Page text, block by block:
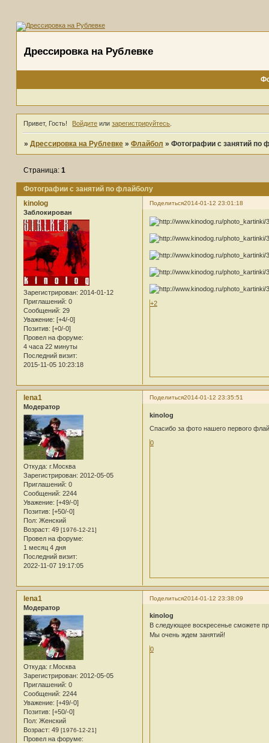
Дрессировка на Рублевке
Привет, Гость! Войдите илизарегистрируйтесь
» Дрессировка на Рублевке » Флайбол » Фотографии с занятий по
Фотографии с занятий по флайболу
Страница: 1
Поделиться2014-01-12 23:01:18
kinolog
Заблокирован
Зарегистрирован: 2014-01-12
Приглашений: 0
Сообщений: 29
Уважение: [+4/-0]
Позитив: [+0/-0]
Провел на форуме:
4 часа 22 минуты
Последний визит:
2015-11-05 10:23:18
+2
Поделиться2014-01-12 23:35:51
lena1
Модератор
Откуда: г.Москва
Зарегистрирован: 2012-05-05
Приглашений: 0
Сообщений: 2244
Уважение: [+49/-0]
Позитив: [+50/-0]
Пол: Женский
Возраст: 49 [1976-12-21]
Провел на форуме:
1 месяц 4 дня
Последний визит:
2022-11-07 19:17:05
kinolog
Спасибо за фото нашего первого
0
Поделиться2014-01-12 23:38:09
lena1
Модератор
Откуда: г.Москва
Зарегистрирован: 2012-05-05
Приглашений: 0
Сообщений: 2244
Уважение: [+49/-0]
Позитив: [+50/-0]
Пол: Женский
Возраст: 49 [1976-12-21]
Провел на форуме:
kinolog
В следующее воскресенье сможете
Мы очень ждем занятий!
0